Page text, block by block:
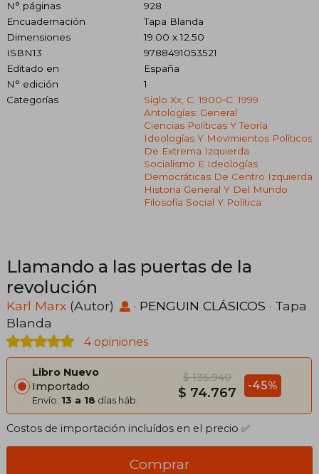
N° páginas
928
Encuadernación
Tapa Blanda
Dimensiones
19.00 x 12.50
ISBN13
9788491053521
Editado en
España
N° edición
1
Categorías
Siglo Xx, C. 1900-C. 1999
Antologías: General
Ciencias Políticas Y Teoría
Ideologías Y Movimientos Políticos
De Extrema Izquierda
Socialismo E Ideologías
Democráticas De Centro Izquierda
Historia General Y Del Mundo
Filosofía Social Y Política
Llamando a las puertas de la
revolución
Karl Marx (Autor) · PENGUIN CLÁSICOS · Tapa
Blanda
4 opiniones
Libro Nuevo
Importado
Envío: 13 a 18 días háb.
$ 135.940
$ 74.767 -45%
Costos de importación incluídos en el precio ✅
Comprar